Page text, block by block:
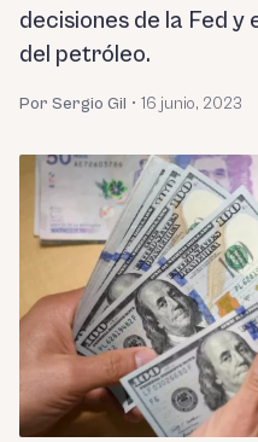
decisiones de la Fed y
del petróleo.
Por Sergio Gil • 16 junio, 2023